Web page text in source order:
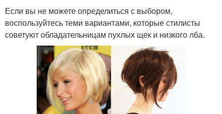
Если вы не можете определиться с выбором,
воспользуйтесь теми вариантами, которые стилисты
советуют обладательницам пухлых щек и низкого лба.